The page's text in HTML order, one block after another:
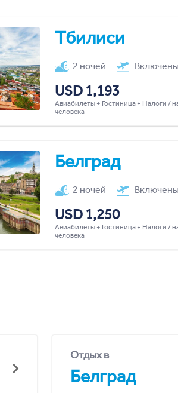
Тбилиси
2 ночей
USD 1,193
Авиабилеты + Гостиница + Налоги /
человека
Белград
2 ночей
USD 1,250
Авиабилеты + Гостиница + Налоги /
человека
Отдых в
Белград